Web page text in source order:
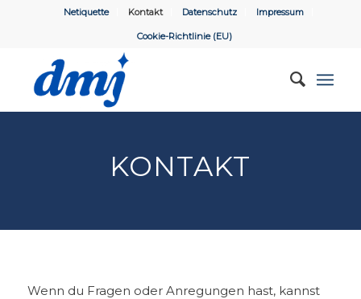
Netiquette Kontakt Datenschutz Impressum
Cookie-Richtlinie (EU)
KONTAKT
Wenn du Fragen oder Anregungen hast, kannst